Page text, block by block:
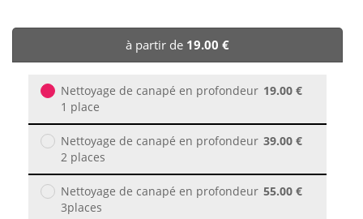
🏨 Hôtels
🎈 Événements
à partir de 19.00 €
Nettoyage de canapé en profondeur
1 place
19.00 €
Nettoyage de canapé en profondeur
2 places
39.00 €
Nettoyage de canapé en profondeur
3places
55.00 €